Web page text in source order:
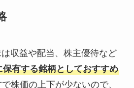
収益や配当、株主優待など
保有する銘柄としておすすめ
株価の上下が少ないので、